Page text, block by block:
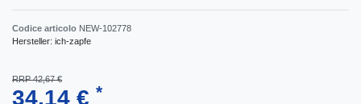
Codice articolo NEW-102778
Hersteller: ich-zapfe
RRP 42,67 €
34,14 € *